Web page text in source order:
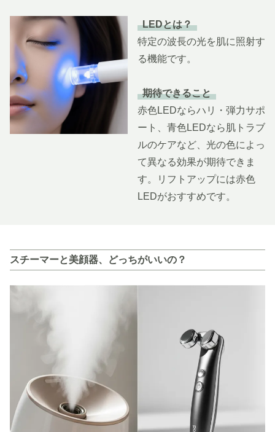
LEDとは？
特定の波長の光を肌に照射す
る機能です。
期待できること
赤色LEDならハリ・弾力サポ
ート、青色LEDなら肌トラブ
ルのケアなど、光の色によっ
て異なる効果が期待できま
す。リフトアップには赤色
LEDがおすすめです。
スチーマーと美顔器、どっちがいいの？